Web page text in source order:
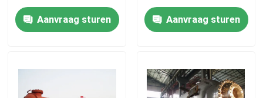
Producten
Video's
Aanvraag sturen Aanvraag sturen